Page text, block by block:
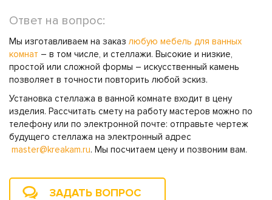
Ответ на вопрос:
Мы изготавливаем на заказ любую мебель для ванных
комнат – в том числе, и стеллажи. Высокие и низкие,
простой или сложной формы – искусственный камень
позволяет в точности повторить любой эскиз.
Установка стеллажа в ванной комнате входит в цену
изделия. Рассчитать смету на работу мастеров можно по
телефону или по электронной почте: отправьте чертеж
будущего стеллажа на электронный адрес
master@kreakam.ru. Мы посчитаем цену и позвоним вам.
ЗАДАТЬ ВОПРОС